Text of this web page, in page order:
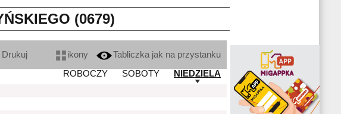
(0679)
Drukuj ikony
Tabliczka jak na przystanku
ROBOCZY
SOBOTY
NIEDZIELA